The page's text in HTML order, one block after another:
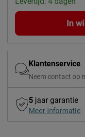
In
Klantenservice
Neem contact op
5 jaar garantie
Meer informatie